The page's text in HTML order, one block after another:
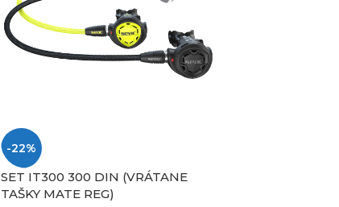
-22%
SET IT300 300 DIN (VRÁTANE
TAŠKY MATE REG)